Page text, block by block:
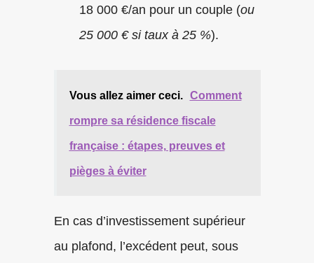
18 000 €/an pour un couple (ou
25 000 € si taux à 25 %).
Vous allez aimer ceci. Comment
rompre sa résidence fiscale
française : étapes, preuves et
pièges à éviter
En cas d’investissement supérieur
au plafond, l’excédent peut, sous